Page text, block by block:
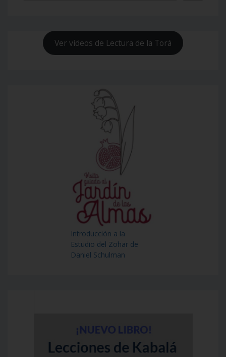
Ver videos de Lectura de la Torá
Introducción a la
Estudio del Zohar de
Daniel Schulman